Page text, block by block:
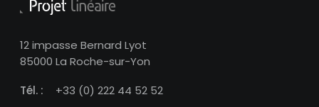
12 impasse Bernard Lyot
85000 La Roche-sur-Yon
Tél. :
+33 (0) 222 44 52 52